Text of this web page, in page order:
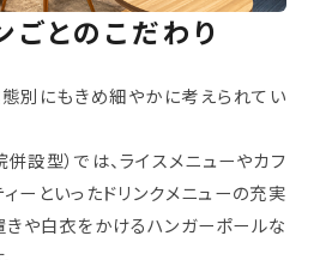
ごとのこだわり
別にもきめ細やかに考えられてい
設型）では、ライスメニューやカフ
ーといったドリンクメニューの充実
きや白衣をかけるハンガーポールな